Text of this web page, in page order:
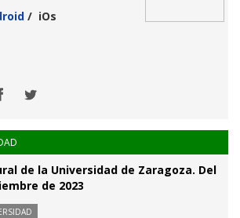
/ iOs
de la Universidad de Zaragoza. Del
de 2023